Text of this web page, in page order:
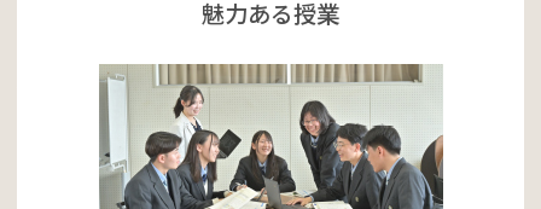
魅力ある授業